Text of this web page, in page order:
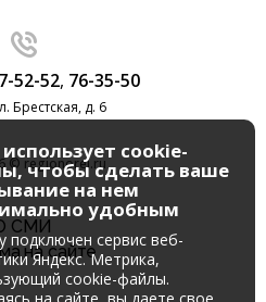
52-52, 76-35-50
Брестская, д. 6
© regionorel.ru
СМИ
на сайте
cookie-
чтобы сделать ваше
на нем
удобным
подключен сервис веб-
Яндекс. Метрика,
cookie-файлы.